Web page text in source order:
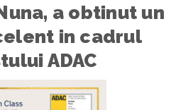
a obtinut un
in cadrul
ADAC